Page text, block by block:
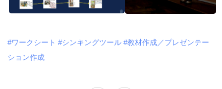
#ワークシート #シンキングツール #教材作成／プレゼンテー
ション作成